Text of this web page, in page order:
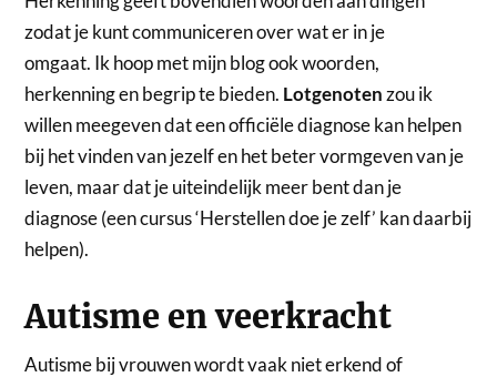
zodat je kunt communiceren over wat er in je
omgaat. Ik hoop met mijn blog ook woorden,
herkenning en begrip te bieden. Lotgenotenzou ik
willen meegeven dat een officiële diagnose kan helpen
bij het vinden van jezelf en het beter vormgeven van je
leven, maar dat je uiteindelijk meer bent dan je
diagnose (een cursus ‘Herstellen doe je zelf’ kan daarbij
helpen).
Autisme en veerkracht
Autisme bij vrouwen wordt vaak niet erkend of